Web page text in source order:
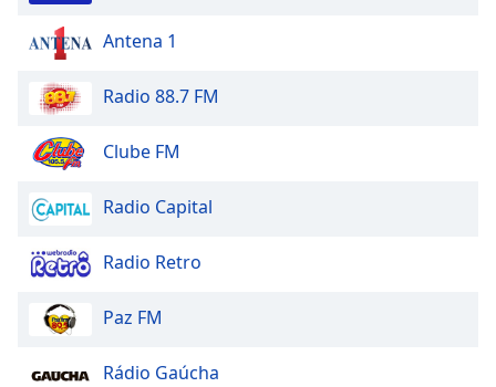
Antena 1
Radio 88.7 FM
Clube FM
Radio Capital
Radio Retro
Paz FM
Rádio Gaúcha